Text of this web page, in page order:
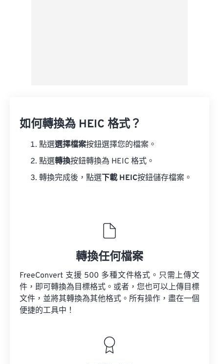
如何轉換為 HEIC 格式？
點選選擇檔案按鈕選擇您的檔案。
點選轉換按鈕轉換為 HEIC 格式。
轉換完成後，點選 下載 HEIC按鈕儲存檔案。
轉換任何檔案
FreeConvert 支援 500 多種文件格式。只需上傳文
件，即可轉換為目標格式。或者，您也可以上傳目標
文件，並將其轉換為其他格式。所有操作，盡在一個
便捷的工具中！